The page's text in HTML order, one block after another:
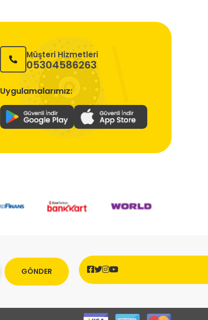
Müşteri Hizmetleri
05304586263
Uygulamalarımız:
GÖNDER